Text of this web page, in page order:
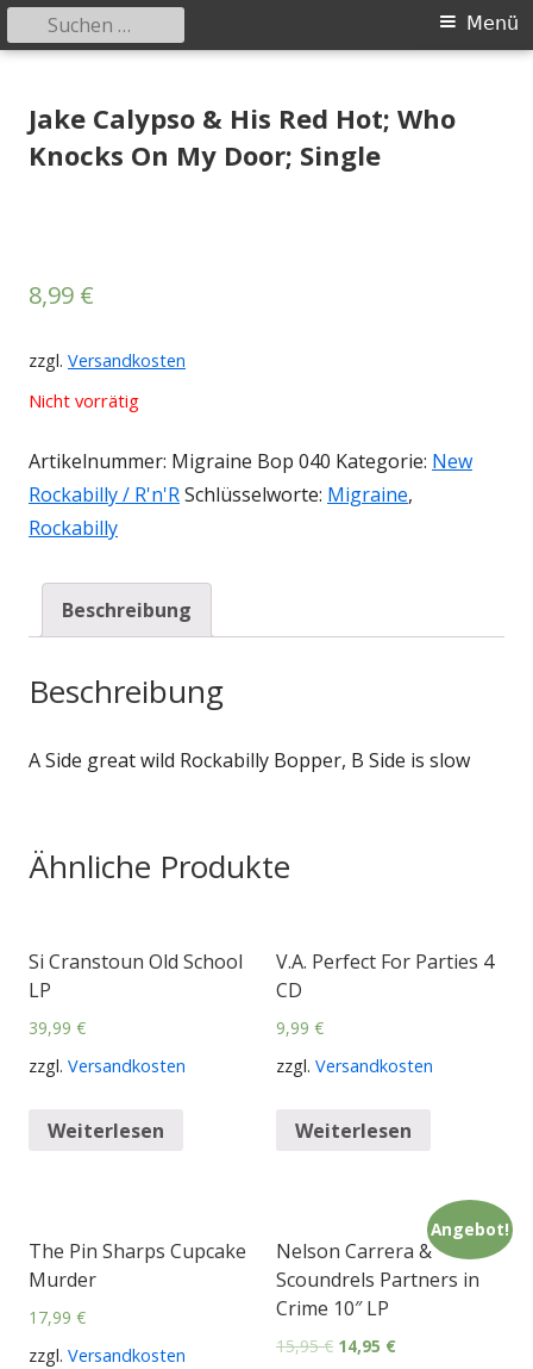
zum
Inhalt
Primäres
Menü
Suchen
nach:
Jake Calypso & His Red Hot; Who
Knocks On My Door; Single
8,99 €
zzgl. Versandkosten
Nicht vorrätig
Artikelnummer: Migraine Bop 040 Kategorie: New
Rockabilly / R'n'RSchlüsselworte: Migraine,
Rockabilly
Beschreibung
Beschreibung
A Side great wild Rockabilly Bopper, B Side is slow
Ähnliche Produkte
Si Cranstoun Old School
LP
39,99 €
zzgl. Versandkosten
Weiterlesen
V.A. Perfect For Parties 4
CD
9,99 €
zzgl. Versandkosten
Weiterlesen
The Pin Sharps Cupcake
Murder
17,99 €
zzgl. Versandkosten
Angebot!
Nelson Carrera &
Scoundrels Partners in
Crime 10″ LP
15,95€ 14,95 €